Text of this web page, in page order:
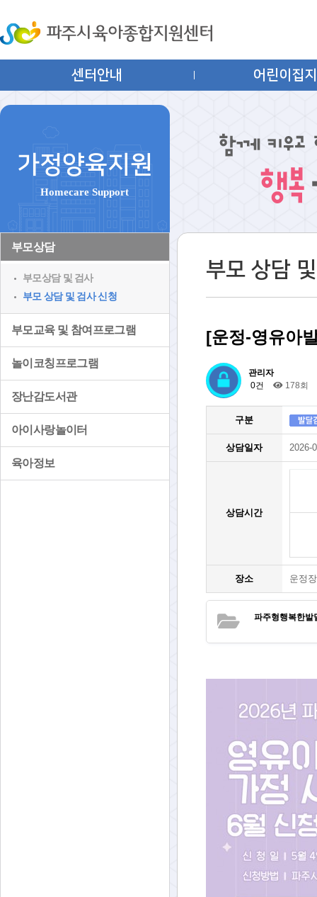
센터안내 어린이집
가정양육지원
Homecare Support
부모상담
부모상담 및 검사
부모 상담 및 검사 신청
부모교육 및 참여프로그램
놀이코칭프로그램
장난감도서관
아이사랑놀이터
육아정보
부모 상담
[운정-영유아
관리자
0건
178회
구분
상담일자 2026-
상담시간
장소 운정
파주형행복한발